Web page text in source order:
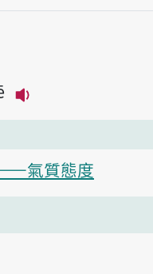
氣質態度